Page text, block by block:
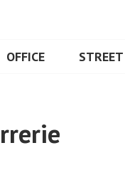
OFFICE STREET